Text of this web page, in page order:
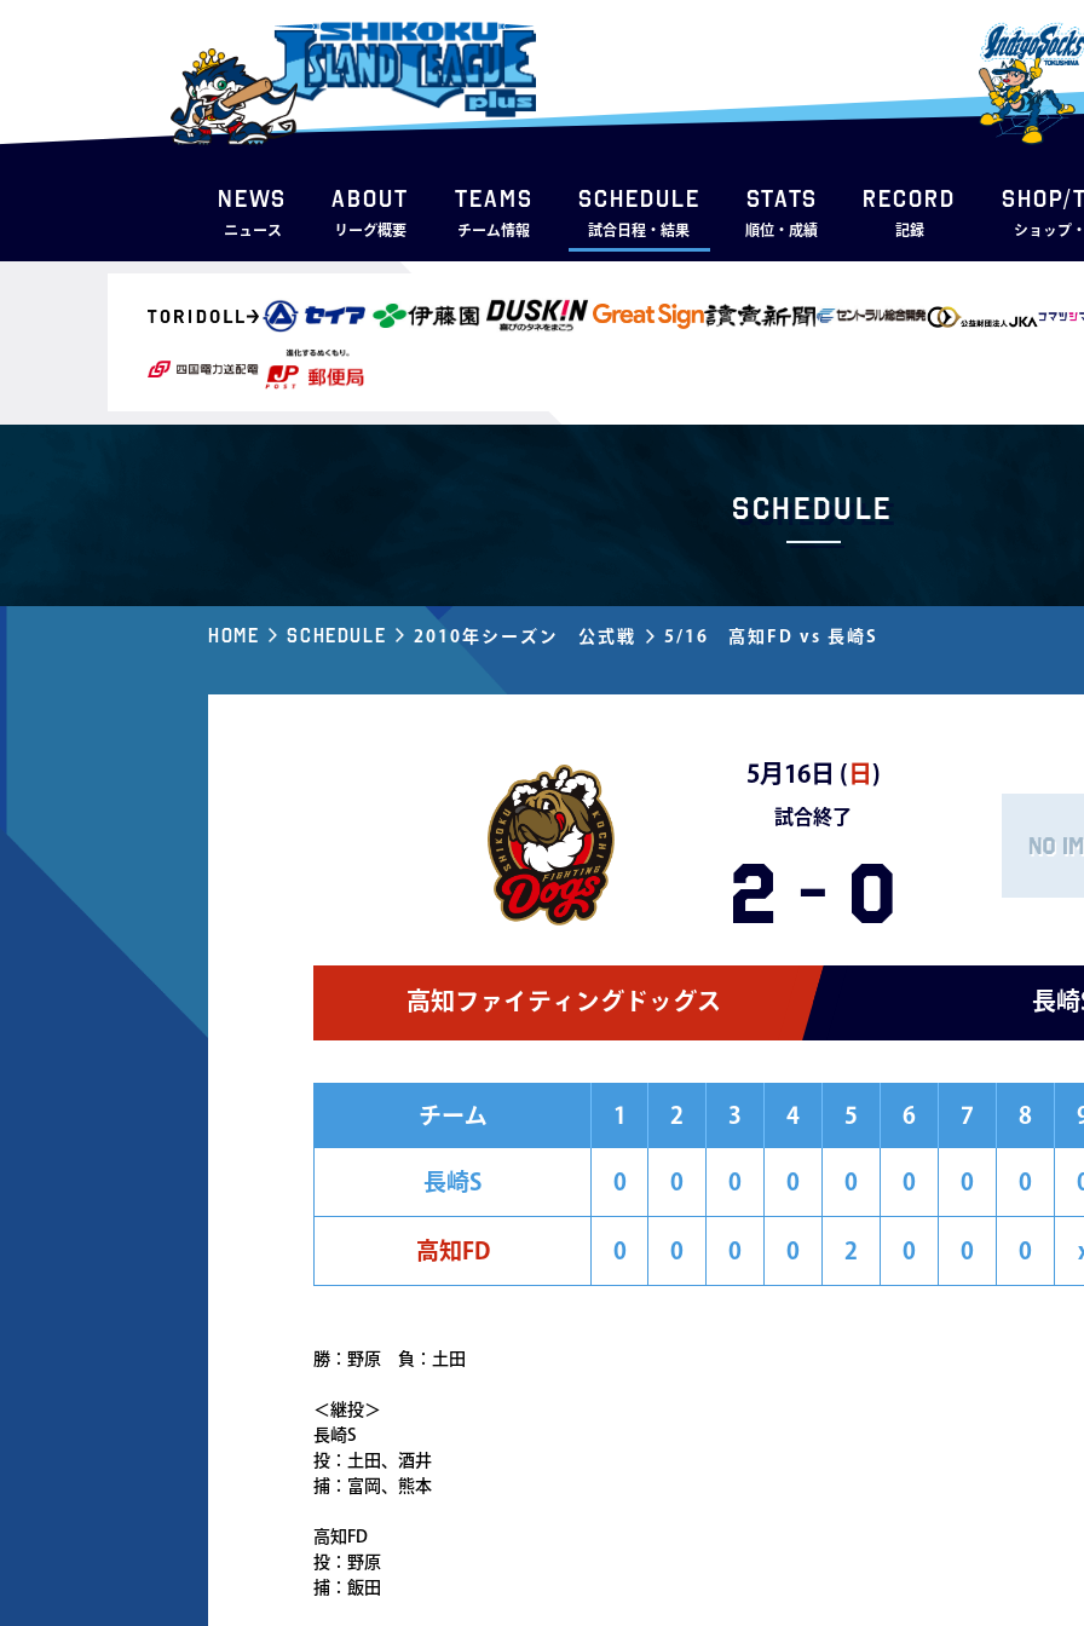
NEWS
ニュース
ABOUT
リーグ概要
TEAMS
チーム情報
SCHEDULE
試合日程・結果
STATS
順位・成績
RECORD
記録
SHOP/
ショップ
Schedule
Home Schedule 2010年シーズン 公式戦 5/16 高知FD vs 長崎S
5月16日 ( 日 )
試合終了
2 - 0
高知ファイティングドッグス 長崎
チーム 1 2 3 4 5 6 7 8
長崎S 0 0 0 0 0 0 0 0
高知FD 0 0 0 0 2 0 0 0
勝：野原 負：土田
＜継投＞
長崎S
投：土田、酒井
捕：富岡、熊本
高知FD
投：野原
捕：飯田